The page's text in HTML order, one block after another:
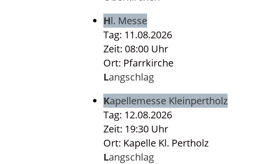
Hl. Messe
Tag: 11.08.2026
Zeit: 08:00 Uhr
Ort: Pfarrkirche
Langschlag
Kapellemesse Kleinpertholz
Tag: 12.08.2026
Zeit: 19:30 Uhr
Ort: Kapelle Kl. Pertholz
Langschlag